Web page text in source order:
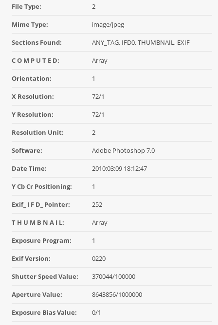
File Type: 2
Mime Type: image/jpeg
Sections Found: ANY_TAG, IFD0, THUMBNAIL, EXIF
C O M P U T E D: Array
Orientation: 1
X Resolution: 72/1
Y Resolution: 72/1
Resolution Unit: 2
Software: Adobe Photoshop 7.0
Date Time: 2010:03:09 18:12:47
Y Cb Cr Positioning: 1
Exif_ I F D_ Pointer: 252
T H U M B N A I L: Array
Exposure Program: 1
Exif Version: 0220
Shutter Speed Value: 370044/100000
Aperture Value: 8643856/1000000
Exposure Bias Value: 0/1